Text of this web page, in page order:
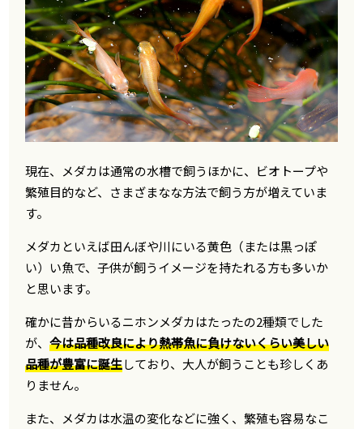
現在、メダカは通常の水槽で飼うほかに、ビオトープや
繁殖目的など、さまざまなな方法で飼う方が増えていま
す。
メダカといえば田んぼや川にいる黄色（または黒っぽ
い）い魚で、子供が飼うイメージを持たれる方も多いか
と思います。
確かに昔からいるニホンメダカはたったの2種類でした
が、今は品種改良により熱帯魚に負けないくらい美しい
品種が豊富に誕生しており、大人が飼うことも珍しくあ
りません。
また、メダカは水温の変化などに強く、繁殖も容易なこ